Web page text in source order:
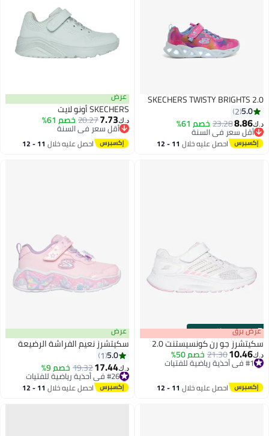
SKECHERS TWISTY BRIGHTS 2.0
5.0
2
د.ك‏8.86
23.28خصم 61%
أقل سعر في السنة
بتخلّص بسرعة
أقل سعر في السنة
احصل عليه خلال 11 - 12
عرض
SKECHERS أونو لايت
د.ك‏7.73
20.27خصم 61%
أقل سعر في السنة
بتخلّص بسرعة
أقل سعر في السنة
احصل عليه خلال 11 - 12
00m:00s
·باقي 100% عرض برق
سكيتشرز جو رن كونسيستنت 2.0
د.ك‏10.46
21.30خصم 50% #1 في أحذية رياضية للفتيات
أقل سعر في 7 يوم
احصل عليه خلال 11 - 12
عرض
سكيتشرز نعيم الفراشة الرضيعة
5.0
1
د.ك‏17.44
19.32خصم 9% #26 في أحذية رياضية للفتيات
أقل سعر في 30 يوم
#26 في أحذية رياضية للفتيات احصل عليه خلال 11 - 12